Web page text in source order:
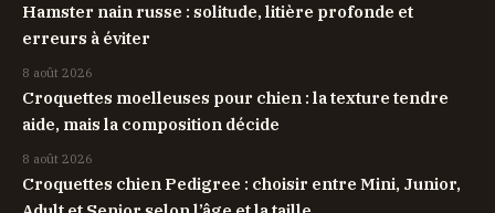
Hamster nain russe : solitude, litière profonde et
erreurs à éviter
8 août 2026
Croquettes moelleuses pour chien : la texture tendre
aide, mais la composition décide
8 août 2026
Croquettes chien Pedigree : choisir entre Mini, Junior,